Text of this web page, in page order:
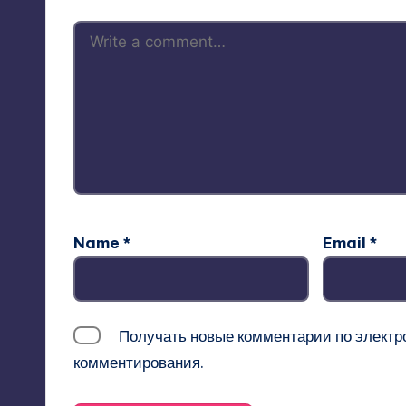
Name * Email *
Получать новые комментарии по
комментирования.